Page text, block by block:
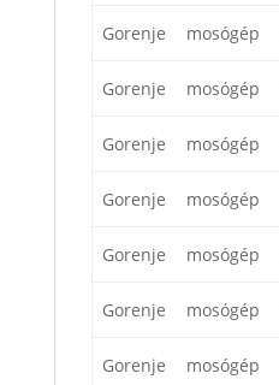
Gorenje mosógép
Gorenje mosógép
Gorenje mosógép
Gorenje mosógép
Gorenje mosógép
Gorenje mosógép
Gorenje mosógép